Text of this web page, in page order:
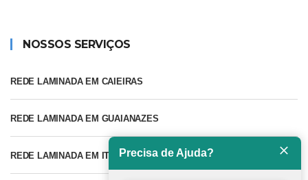
NOSSOS SERVIÇOS
REDE LAMINADA EM CAIEIRAS
REDE LAMINADA EM GUAIANAZES
REDE LAMINADA EM ITAQUERAPrecisa de Ajuda?